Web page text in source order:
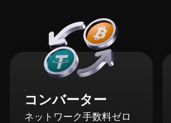
コンバーター
ネットワーク手数料ゼロ